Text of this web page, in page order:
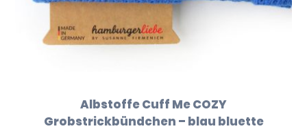
Albstoffe Cuff Me COZY
Grobstrickbündchen – blau bluette